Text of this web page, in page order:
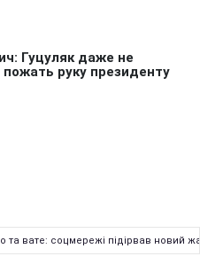
та вате: соцмережі підірвав новий